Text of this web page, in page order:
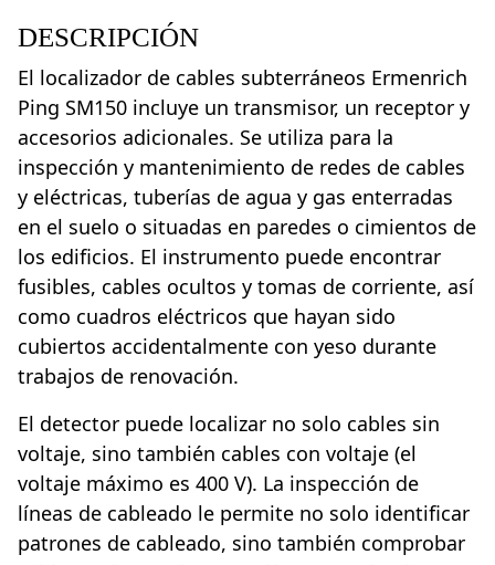
DESCRIPCIÓN
El localizador de cables subterráneos Ermenrich
Ping SM150 incluye un transmisor, un receptor y
accesorios adicionales. Se utiliza para la
inspección y mantenimiento de redes de cables
y eléctricas, tuberías de agua y gas enterradas
en el suelo o situadas en paredes o cimientos de
los edificios. El instrumento puede encontrar
fusibles, cables ocultos y tomas de corriente, así
como cuadros eléctricos que hayan sido
cubiertos accidentalmente con yeso durante
trabajos de renovación.
El detector puede localizar no solo cables sin
voltaje, sino también cables con voltaje (el
voltaje máximo es 400 V). La inspección de
líneas de cableado le permite no solo identificar
patrones de cableado, sino también comprobar